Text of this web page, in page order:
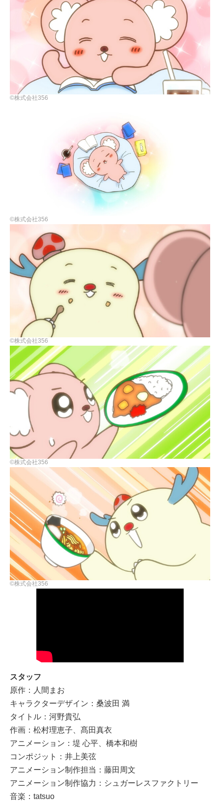
©株式会社356
©株式会社356
©株式会社356
©株式会社356
©株式会社356
スタッフ
原作：人間まお
キャラクターデザイン：桑波田 満
タイトル：河野貴弘
作画：松村理恵子、髙田真衣
アニメーション：堤 心平、橋本和樹
コンポジット：井上美弦
アニメーション制作担当：藤田周文
アニメーション制作協力：シュガーレスファクトリー
音楽：tatsuo